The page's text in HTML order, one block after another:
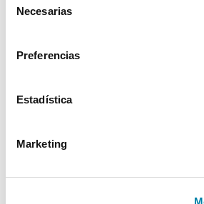
Necesarias
Preferencias
Estadística
Marketing
Interior
Seguridad
Multimedia
Confort